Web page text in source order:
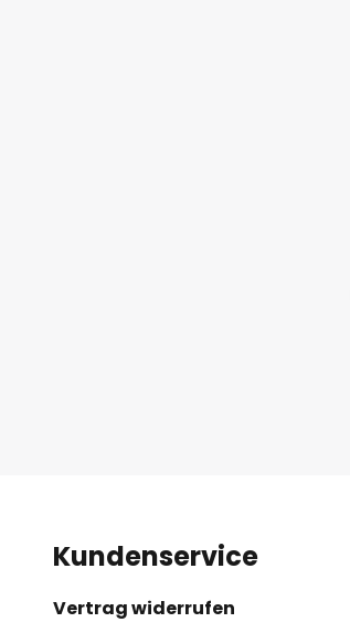
Kundenservice
Vertrag widerrufen